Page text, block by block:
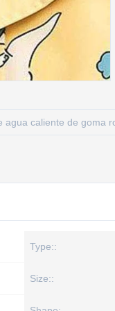
agua caliente de goma
Type::
Size::